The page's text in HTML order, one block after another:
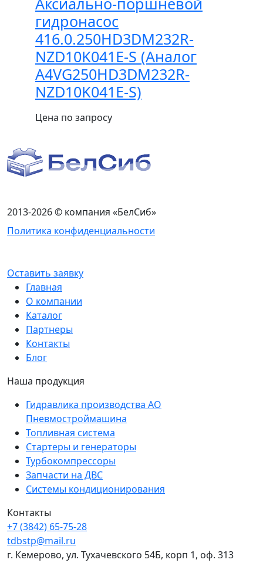
гидронасос
416.0.250HD3DM232R-
NZD10K041E-S (Аналог
A4VG250HD3DM232R-
NZD10K041E-S)
Цена по запросу
2013-2026 © компания «БелСиб»
Политика конфиденциальности
Оставить заявку
Наша продукция
Гидравлика производства АО
Пневмостроймашина
Топливная система
Стартеры и генераторы
Турбокомпрессоры
Запчасти на ДВС
Системы кондиционирования
Главная
О компании
Каталог
Партнеры
Контакты
Блог
Контакты
+7 (3842) 65-75-28
tdbstp@mail.ru
г. Кемерово, ул. Тухачевского 54Б, корп 1, оф. 313